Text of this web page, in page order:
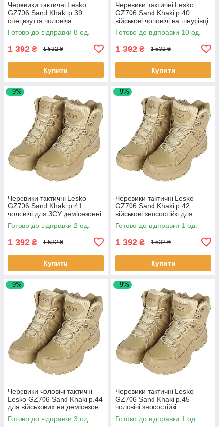
Черевики тактичні Lesko
GZ706 Sand Khaki р.39
спецвзуття чоловіча
демісезонна для ЗСУ 8 шт.
Готово до відправки 8 од.
1 392 ₴ 1 532 ₴
Купити
Черевики тактичні Lesko
GZ706 Sand Khaki р.40
військові чоловічі на шнурівці
taktical 10 шт.
Готово до відправки 10 од.
1 392 ₴ 1 532 ₴
Купити
–9%
Черевики тактичні Lesko
GZ706 Sand Khaki р.41
чоловічі для ЗСУ демісезонні
на шнурівці 2 шт.
Готово до відправки 2 од.
1 392 ₴ 1 532 ₴
Купити
–9%
Черевики тактичні Lesko
GZ706 Sand Khaki р.42
військові зносостійкі для
спецслужб 1 шт.
Готово до відправки 1 од.
1 392 ₴ 1 532 ₴
Купити
–9%
Черевики чоловічі тактичні
Lesko GZ706 Sand Khaki р.44
для військових на демісезон
3 шт.
Готово до відправки 3 од.
–9%
Черевики тактичні Lesko
GZ706 Sand Khaki р.45
чоловічі зносостійкі
демісезонні для спецслужб 1
шт.
Готово до відправки 1 од.